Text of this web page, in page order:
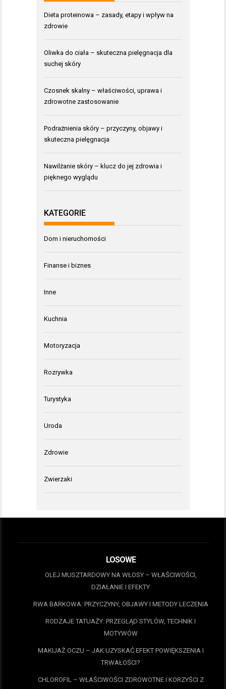
Dieta proteinowa – zasady, etapy i wpływ na
zdrowie
Oliwka do ciała – skuteczna pielęgnacja dla
suchej skóry
Czosnek skalny – właściwości, uprawa i
zdrowotne zastosowanie
Podrażnienia skóry – przyczyny, objawy i
skuteczna pielęgnacja
Nawilżanie skóry – klucz do jej zdrowia i
pięknego wyglądu
KATEGORIE
Dom i nieruchomości
Finanse i biznes
Inne
Kuchnia
Motoryzacja
Rozrywka
Turystyka
Uroda
Zdrowie
Zwierzaki
LOSOWE
OLEJ MUSZTARDOWY NA WŁOSY – WŁAŚCIWOŚCI,
DZIAŁANIE I EFEKTY
RWA BARKOWA: PRZYCZYNY, OBJAWY I METODY LECZENIA
RODZAJE TATUAŻY: PRZEGLĄD STYLÓW, TECHNIK I
MOTYWÓW
MAKIJAŻ OCZU – JAK UZYSKAĆ EFEKT POWIĘKSZENIA I
TRWAŁOŚCI?
CHLOROFIL – WŁAŚCIWOŚCI ZDROWOTNE I KORZYŚCI Z